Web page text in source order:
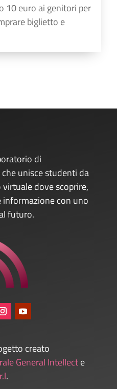
10 euro ai genitori per
biglietto e
di
unisce studenti da
dove scoprire,
con uno
futuro.
creato
General Intellecte
.